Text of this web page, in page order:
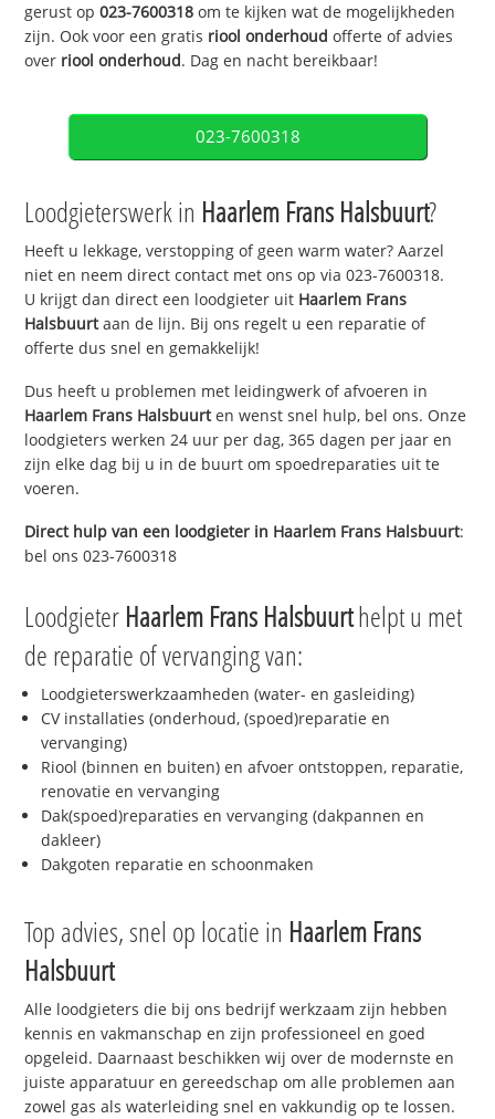
gerust op023-7600318 om te kijken wat de mogelijkheden
zijn. Ook voor een gratis riool onderhoud offerte of advies
over riool onderhoud. Dag en nacht bereikbaar!
023-7600318
Loodgieterswerk in Haarlem Frans Halsbuurt?
Heeft u lekkage, verstopping of geen warm water? Aarzel
niet en neem direct contact met ons op via 023-7600318.
U krijgt dan direct een loodgieter uit Haarlem Frans
Halsbuurtaan de lijn. Bij ons regelt u een reparatie of
offerte dus snel en gemakkelijk!
Dus heeft u problemen met leidingwerk of afvoeren in
Haarlem Frans Halsbuurten wenst snel hulp, bel ons. Onze
loodgieters werken 24 uur per dag, 365 dagen per jaar en
zijn elke dag bij u in de buurt om spoedreparaties uit te
voeren.
Direct hulp van een loodgieter in Haarlem Frans Halsbuurt:
bel ons 023-7600318
Loodgieter Haarlem Frans Halsbuurthelpt u met
de reparatie of vervanging van:
Loodgieterswerkzaamheden (water- en gasleiding)
CV installaties (onderhoud, (spoed)reparatie en
vervanging)
Riool (binnen en buiten) en afvoer ontstoppen, reparatie,
renovatie en vervanging
Dak(spoed)reparaties en vervanging (dakpannen en
dakleer)
Dakgoten reparatie en schoonmaken
Top advies, snel op locatie in Haarlem Frans
Halsbuurt
Alle loodgieters die bij ons bedrijf werkzaam zijn hebben
kennis en vakmanschap en zijn professioneel en goed
opgeleid. Daarnaast beschikken wij over de modernste en
juiste apparatuur en gereedschap om alle problemen aan
zowel gas als waterleiding snel en vakkundig op te lossen.